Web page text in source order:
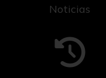
Noticias